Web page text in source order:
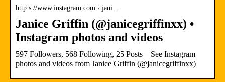
http s://www.instagram.com › jani…
Janice Griffin (@janicegriffinxx) •
Instagram photos and videos
597 Followers, 568 Following, 25 Posts – See Instagram
photos and videos from Janice Griffin (@janicegriffinxx)